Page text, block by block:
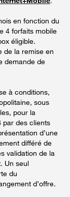
en fonction du
4 forfaits mobile
éligible.
de la remise en
demande de
à conditions,
sous
pour la
par des clients
d’une
différé de
validation de la
Un seul
du
d’offre.